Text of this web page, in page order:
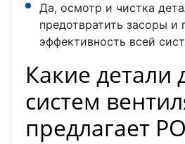
Да, осмотр и чистка
предотвратить засоры и
эффективность всей
Какие детали
систем
предлагает